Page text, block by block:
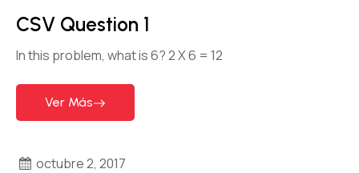
CSV Question 1
In this problem, what is 6? 2 X 6 = 12
Ver Más
octubre 2, 2017